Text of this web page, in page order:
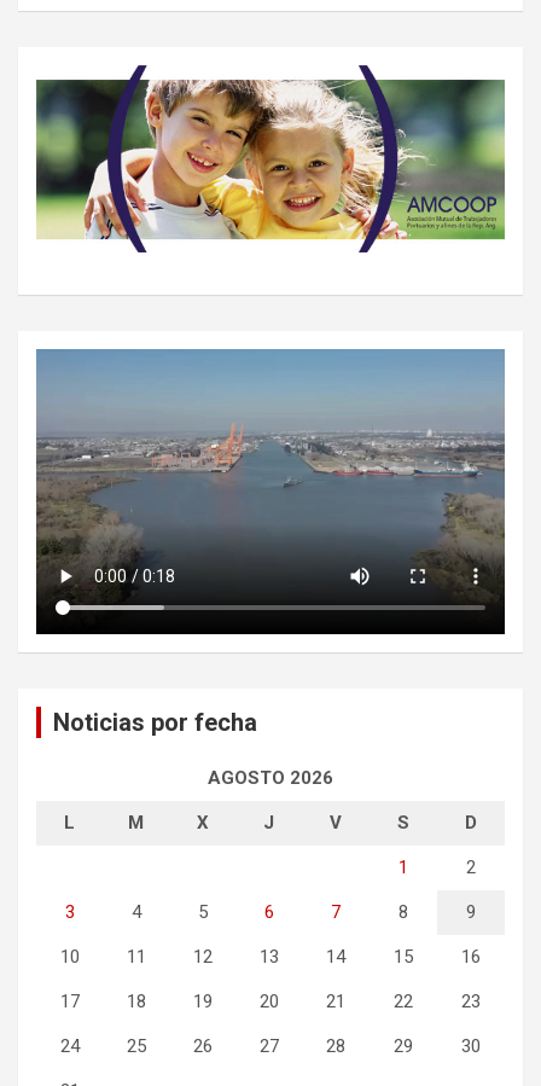
Noticias por fecha
AGOSTO 2026
L M X J V S D
1 2
3 4 5 6 7 8 9
10 11 12 13 14 15 16
17 18 19 20 21 22 23
24 25 26 27 28 29 30